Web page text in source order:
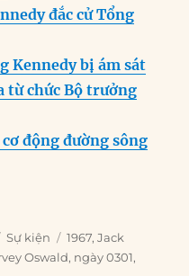
đắc cử Tổng
Kennedy bị ám sát
từ chức Bộ trưởng
động đường sông
Categories
Sự kiện Tags
1967,Jack
Oswald, ngày 0301,